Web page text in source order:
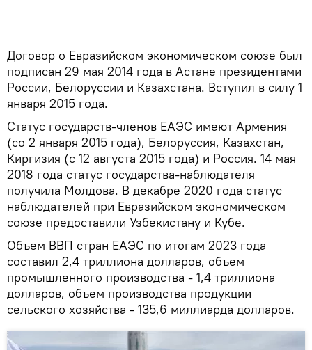
Договор о Евразийском экономическом союзе был
подписан 29 мая 2014 года в Астане президентами
России, Белоруссии и Казахстана. Вступил в силу 1
января 2015 года.
Статус государств-членов ЕАЭС имеют Армения
(со 2 января 2015 года), Белоруссия, Казахстан,
Киргизия (с 12 августа 2015 года) и Россия. 14 мая
2018 года статус государства-наблюдателя
получила Молдова. В декабре 2020 года статус
наблюдателей при Евразийском экономическом
союзе предоставили Узбекистану и Кубе.
Объем ВВП стран ЕАЭС по итогам 2023 года
составил 2,4 триллиона долларов, объем
промышленного производства - 1,4 триллиона
долларов, объем производства продукции
сельского хозяйства - 135,6 миллиарда долларов.